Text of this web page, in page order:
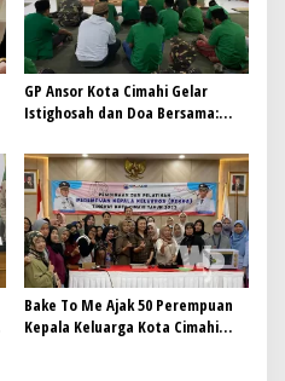
GP Ansor Kota Cimahi Gelar
Istighosah dan Doa Bersama:
Damai
Bake To Me Ajak 50 Perempuan
Kepala Keluarga Kota Cimahi